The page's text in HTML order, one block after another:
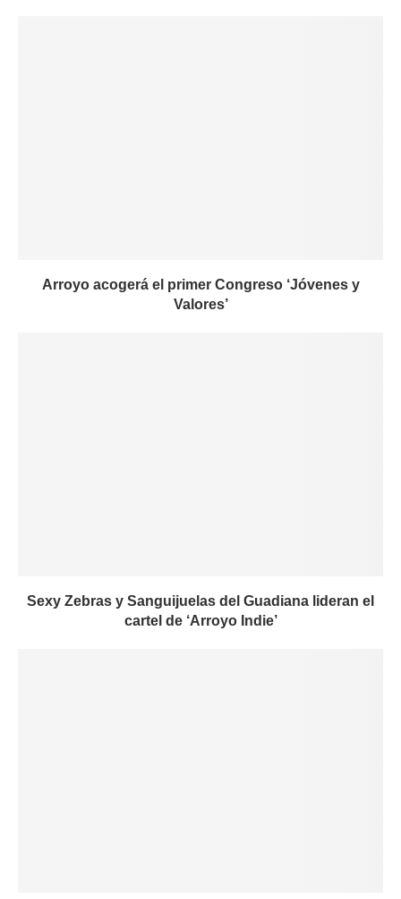
Arroyo acogerá el primer Congreso ‘Jóvenes y
Valores’
Sexy Zebras y Sanguijuelas del Guadiana lideran el
cartel de ‘Arroyo Indie’